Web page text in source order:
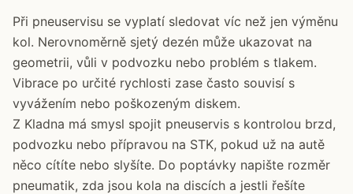
Při pneuservisu se vyplatí sledovat víc než jen výměnu
kol. Nerovnoměrně sjetý dezén může ukazovat na
geometrii, vůli v podvozku nebo problém s tlakem.
Vibrace po určité rychlosti zase často souvisí s
vyvážením nebo poškozeným diskem.
Z Kladna má smysl spojit pneuservis s kontrolou brzd,
podvozku nebo přípravou na STK, pokud už na autě
něco cítíte nebo slyšíte. Do poptávky napište rozměr
pneumatik, zda jsou kola na discích a jestli řešíte